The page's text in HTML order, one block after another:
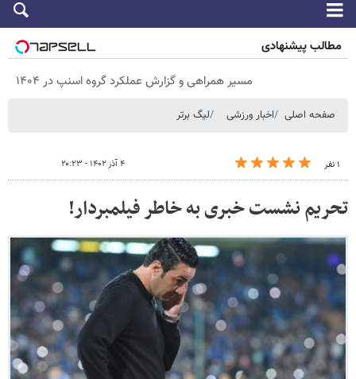
مطالب پیشنهادی
مسیر همراهی و گزارش عملکرد گروه اسنپ در ۱۴۰۴
صفحه اصلی اخبار ورزشی لیگ برتر
۱ نفر ۴ آذر ۱۴۰۲ - ۲۰:۲۳
تحریم نشست خبری به خاطر فیلمبردار!